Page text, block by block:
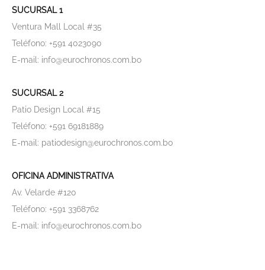
SUCURSAL 1
Ventura Mall Local #35
Teléfono: +591 4023090
E-mail: info@eurochronos.com.bo
SUCURSAL 2
Patio Design Local #15
Teléfono: +591 69181889
E-mail: patiodesign@eurochronos.com.bo
OFICINA ADMINISTRATIVA
Av. Velarde #120
Teléfono: +591 3368762
E-mail: info@eurochronos.com.bo